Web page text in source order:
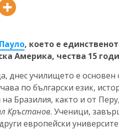
, което е
Америка, чества 15
днес училището е
по български език,
Бразилия, както и от
Кръстанов. Ученици,
европейски